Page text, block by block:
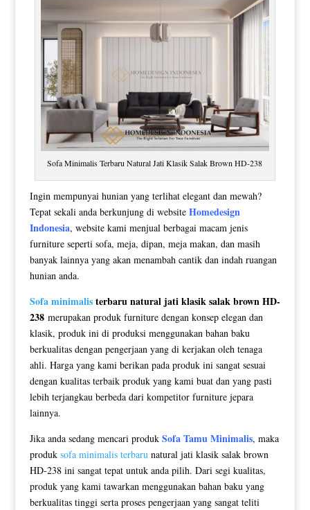
Sofa Minimalis Terbaru Natural Jati Klasik Salak Brown HD-238
Ingin mempunyai hunian yang terlihat elegant dan mewah?
Tepat sekali anda berkunjung di website Homedesign
Indonesia, website kami menjual berbagai macam jenis
furniture seperti sofa, meja, dipan, meja makan, dan masih
banyak lainnya yang akan menambah cantik dan indah ruangan
hunian anda.
Sofa minimalisterbaru natural jati klasik salak brown HD-
238merupakan produk furniture dengan konsep elegan dan
klasik, produk ini di produksi menggunakan bahan baku
berkualitas dengan pengerjaan yang di kerjakan oleh tenaga
ahli. Harga yang kami berikan pada produk ini sangat sesuai
dengan kualitas terbaik produk yang kami buat dan yang pasti
lebih terjangkau berbeda dari kompetitor furniture jepara
lainnya.
Jika anda sedang mencari produk Sofa Tamu Minimalis, maka
produk sofa minimalis terbarunatural jati klasik salak brown
HD-238 ini sangat tepat untuk anda pilih. Dari segi kualitas,
produk yang kami tawarkan menggunakan bahan baku yang
berkualitas tinggi serta proses pengerjaan yang sangat teliti